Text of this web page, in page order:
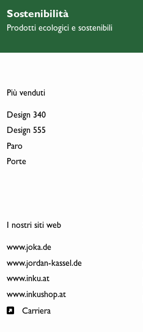
Sostenibilità
Prodotti ecologici e sostenibili
Più venduti
Design 340
Design 555
Paro
Porte
I nostri siti web
www.joka.de
www.jordan-kassel.de
www.inku.at
www.inkushop.at
Carriera